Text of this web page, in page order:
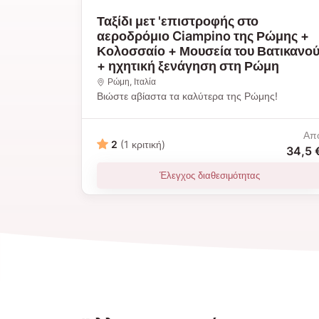
Ταξίδι μετ 'επιστροφής στο
αεροδρόμιο Ciampino της Ρώμης +
Κολοσσαίο + Μουσεία του Βατικανού
+ ηχητική ξενάγηση στη Ρώμη
Ρώμη, Ιταλία
Βιώστε αβίαστα τα καλύτερα της Ρώμης!
2 (1 κριτική) 34,5
Έλεγχος διαθεσιμότητας